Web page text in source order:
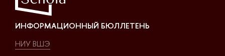
ИНФОРМАЦИОННЫЙ БЮЛЛЕТЕНЬ
НИУ ВШЭ